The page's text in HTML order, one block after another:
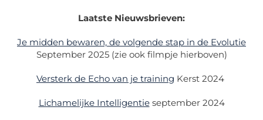
Laatste Nieuwsbrieven:
Je midden bewaren, de volgende stap in de Evolutie
September 2025 (zie ook filmpje hierboven)
Versterk de Echo van je training Kerst 2024
Lichamelijke Intelligentieseptember 2024